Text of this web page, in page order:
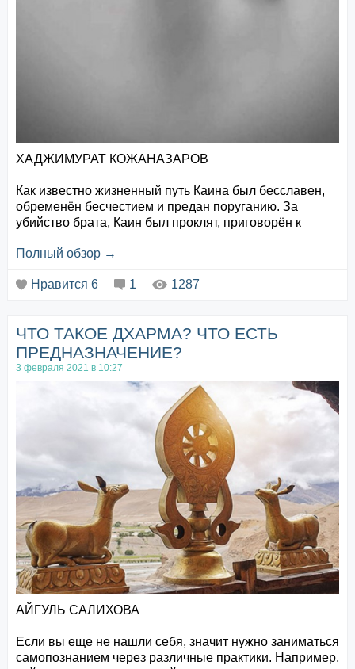
ХАДЖИМУРАТ КОЖАНАЗАРОВ
Как известно жизненный путь Каина был бесславен,
обременён бесчестием и предан поруганию. За
убийство брата, Каин был проклят, приговорён к
им грех братоубийства был настолько бесчеловечным
самых низких и омерзительных качеств человеческого
рода. С тех самых не безызве...
Полный обзор →
Нравится 6 1 1287
ЧТО ТАКОЕ ДХАРМА? ЧТО ЕСТЬ
ПРЕДНАЗНАЧЕНИЕ?
3 февраля 2021 в 10:27
АЙГУЛЬ САЛИХОВА
Если вы еще не нашли себя, значит нужно заниматься
самопознанием через различные практики. Например,